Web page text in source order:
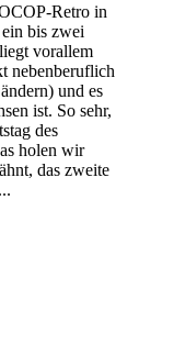
Retro in
bis zwei
vorallem
nebenberuflich
und es
ist. So sehr,
des
holen wir
das zweite